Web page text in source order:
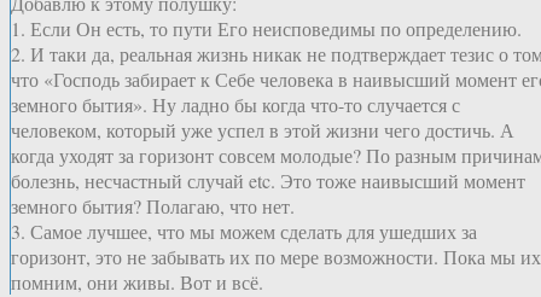
1. Если Он есть, то пути Его неисповедимы по определению.
2. И таки да, реальная жизнь никак не подтверждает тезис о
что «Господь забирает к Себе человека в наивысший момент
земного бытия». Ну ладно бы когда что-то случается с
человеком, который уже успел в этой жизни чего достичь. А
когда уходят за горизонт совсем молодые? По разным
болезнь, несчастный случай etc. Это тоже наивысший момент
земного бытия? Полагаю, что нет.
3. Самое лучшее, что мы можем сделать для ушедших за
горизонт, это не забывать их по мере возможности. Пока мы их
помним, они живы. Вот и всё.